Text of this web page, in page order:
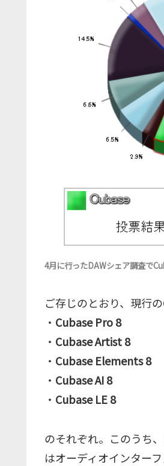
4月に行ったDAWシェア調査で
ご存じのとおり、現行
・ Cubase Pro 8
・ Cubase Artist 8
・ Cubase Elements 8
・ Cubase AI 8
・ Cubase LE 8
のそれぞれ。このうち
はオーディオインター